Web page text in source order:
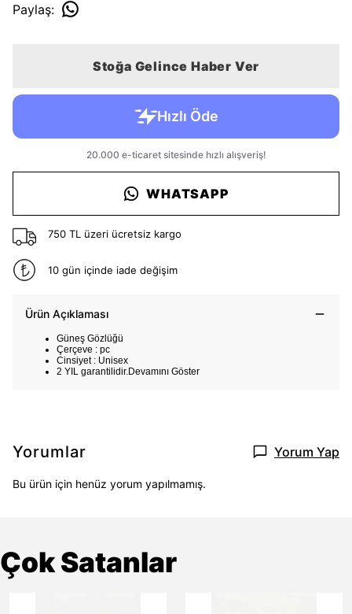
Paylaş:
Stoğa Gelince Haber Ver
WHATSAPP
750 TL üzeri ücretsiz kargo
10 gün içinde iade değişim
Ürün Açıklaması
Güneş Gözlüğü
Çerçeve : pc
Cinsiyet : Unisex
2 YIL garantilidir.Devamını Göster
Yorumlar Yorum Yap
Bu ürün için henüz yorum yapılmamış.
Çok Satanlar